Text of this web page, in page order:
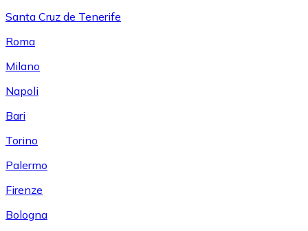
Santa Cruz de Tenerife
Roma
Milano
Napoli
Bari
Torino
Palermo
Firenze
Bologna